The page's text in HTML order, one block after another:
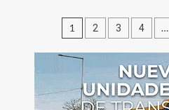
Paginación
de
entradas
1 2 3 4 …